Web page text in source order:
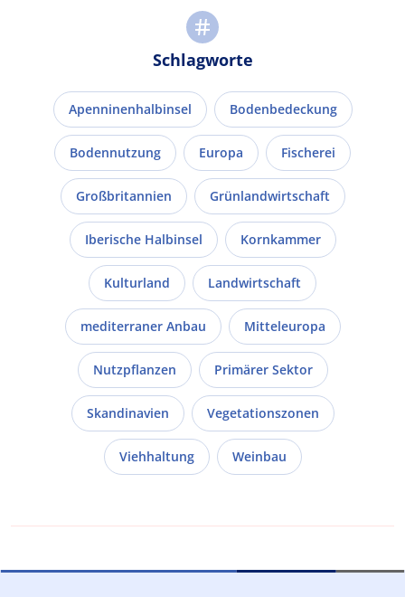
Schlagworte
Apenninenhalbinsel Bodenbedeckung
Bodennutzung Europa Fischerei
Großbritannien Grünlandwirtschaft
Iberische Halbinsel Kornkammer
Kulturland Landwirtschaft
mediterraner Anbau Mitteleuropa
Nutzpflanzen Primärer Sektor
Skandinavien Vegetationszonen
Viehhaltung Weinbau